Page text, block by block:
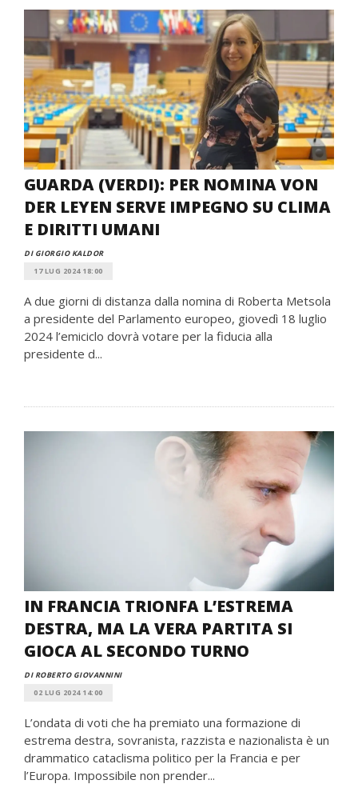
GUARDA (VERDI): PER NOMINA VON
DER LEYEN SERVE IMPEGNO SU CLIMA
E DIRITTI UMANI
DI GIORGIO KALDOR
17 LUG 2024 18:00
A due giorni di distanza dalla nomina di Roberta Metsola
a presidente del Parlamento europeo, giovedì 18 luglio
2024 l’emiciclo dovrà votare per la fiducia alla
presidente d...
IN FRANCIA TRIONFA L’ESTREMA
DESTRA, MA LA VERA PARTITA SI
GIOCA AL SECONDO TURNO
DI ROBERTO GIOVANNINI
02 LUG 2024 14:00
L’ondata di voti che ha premiato una formazione di
estrema destra, sovranista, razzista e nazionalista è un
drammatico cataclisma politico per la Francia e per
l’Europa. Impossibile non prender...